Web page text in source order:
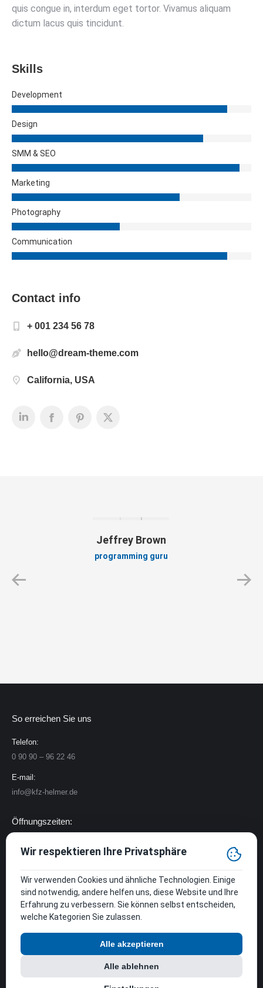
quis congue in, interdum eget tortor. Vivamus aliquam
dictum lacus quis tincidunt.
Skills
Development
Design
SMM & SEO
Marketing
Photography
Communication
Contact info
+ 001 234 56 78
hello@dream-theme.com
California, USA
Jeffrey Brown
programming guru
So erreichen Sie uns
Telefon:
0 90 90 – 96 22 46
E-mail:
info@kfz-helmer.de
Öffnungszeiten:
Montag – Freitag:
7.30 – 12.00 | 12.45 – 18.00 Uhr
Samstag:
8.00 – 12.00 Uhr
FacebookInstagram
Wir respektieren Ihre Privatsphäre
Wir verwenden Cookies und ähnliche Technologien. Einige
sind notwendig, andere helfen uns, diese Website und Ihre
Erfahrung zu verbessern. Sie können selbst entscheiden,
welche Kategorien Sie zulassen.
Alle akzeptieren
Alle ablehnen